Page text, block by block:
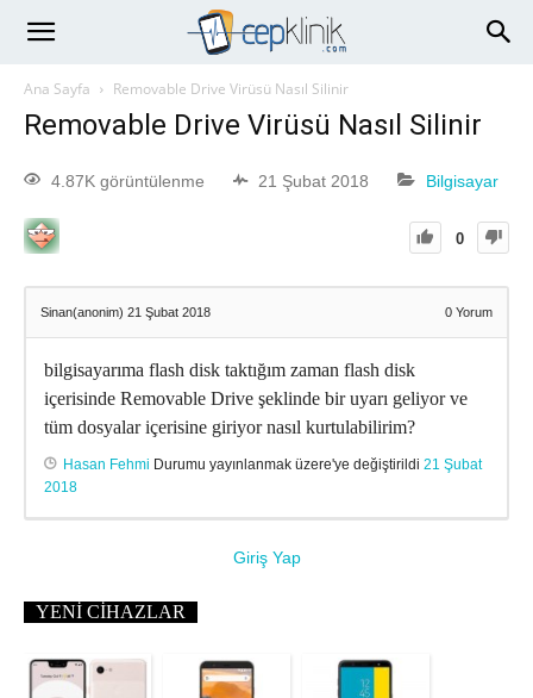
Ana Sayfa Removable Drive Virüsü Nasıl Silinir
Removable Drive Virüsü Nasıl Silinir
4.87K görüntülenme 21 Şubat 2018 Bilgisayar
0
Sinan(anonim) 21 Şubat 2018 0 Yorum
bilgisayarıma flash disk taktığım zaman flash disk
içerisinde Removable Drive şeklinde bir uyarı geliyor ve
tüm dosyalar içerisine giriyor nasıl kurtulabilirim?
Hasan Fehmi Durumu yayınlanmak üzere'ye değiştirildi 21 Şubat
2018
Giriş Yap
YENI CIHAZLAR